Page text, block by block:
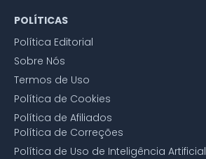
POLÍTICAS
Política Editorial
Sobre Nós
Termos de Uso
Política de Cookies
Política de Afiliados
Política de Correções
Política de Uso de Inteligência Artificial